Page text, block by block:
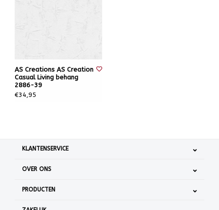
AS Creations AS Creation
Casual Living behang
2886-39
€34,95
KLANTENSERVICE
OVER ONS
PRODUCTEN